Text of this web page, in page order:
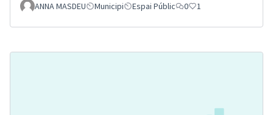
ANNA MASDEU Municipi Espai Públic 0 1